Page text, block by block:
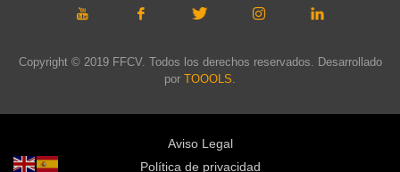
Copyright © 2019 FFCV. Todos los derechos reservados. Desarrollado
por TOOOLS
Aviso Legal
Política de privacidad